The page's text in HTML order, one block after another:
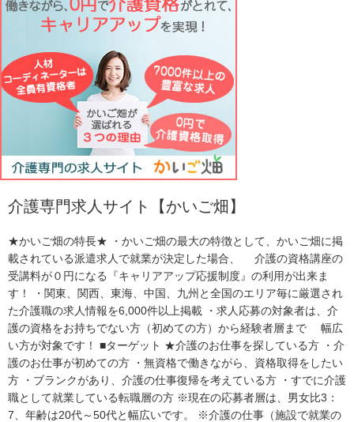
介護専門求人サイト【かいご畑】
★かいご畑の特長★ ・かいご畑の最大の特徴として、かいご畑に掲
載されている派遣求人で就業が決定した場合、 介護の資格講座の
受講料が０円になる『キャリアアップ応援制度』の利用が出来ま
す！ ・関東、関西、東海、中国、九州と全国のエリア毎に厳選され
た介護職の求人情報を6,000件以上掲載 ・求人応募の対象者は、介
護の資格をお持ちでない方（初めての方）から経験者層まで 幅広
い方が対象です！ ■ターゲット ★介護のお仕事を探している方 ・介
護のお仕事が初めての方 ・無資格で働きながら、資格取得をしたい
方 ・ブランクがあり、介護の仕事復帰を考えている方 ・すでに介護
職として就業している転職層の方 ※現在の応募者層は、男女比3：
7、年齢は20代～50代と幅広いです。 ※介護の仕事（施設で就業の